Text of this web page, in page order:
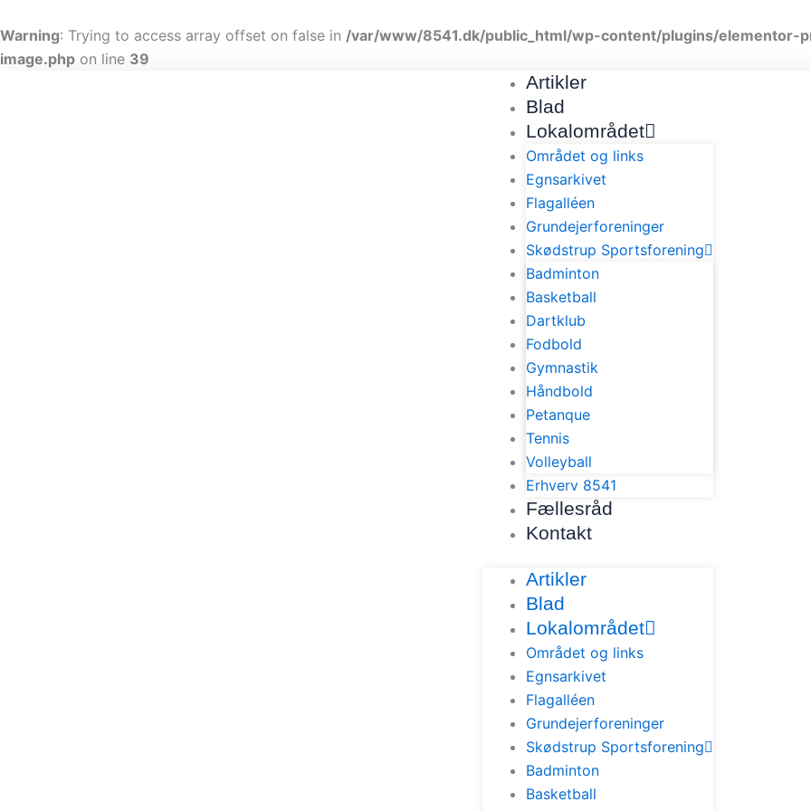
Warning: Trying to access array offset on false in /var/www/8541.dk/public_html/wp-content/plugins/
image.php on line 39
Skip to
til
indholdet
Artikler
Blad
Lokalområdet
Området og links
Egnsarkivet
Flagalléen
Grundejerforeninger
Skødstrup Sportsforening
Badminton
Basketball
Dartklub
Fodbold
Gymnastik
Håndbold
Petanque
Tennis
Volleyball
Erhverv 8541
Fællesråd
Kontakt
Artikler
Blad
Lokalområdet
Området og links
Egnsarkivet
Flagalléen
Grundejerforeninger
Skødstrup Sportsforening
Badminton
Basketball